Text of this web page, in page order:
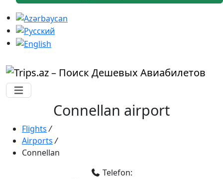
Connellan airport
Flights /
Airports /
Connellan
Telefon: